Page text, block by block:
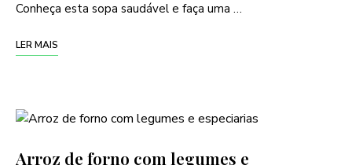
Conheça esta sopa saudável e faça uma …
LER MAIS
Arroz de forno com legumes e